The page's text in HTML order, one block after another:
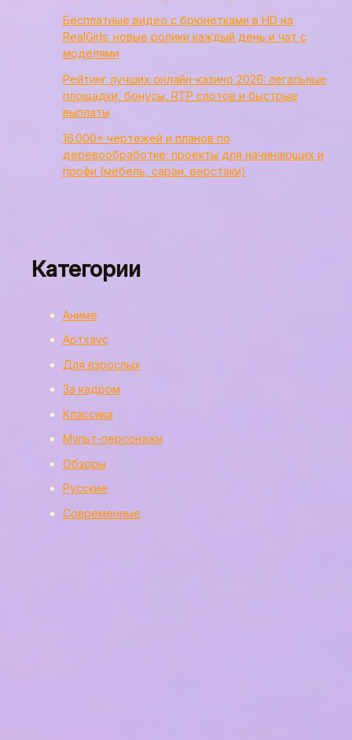
Бесплатные видео с брюнетками в HD на
RealGirls: новые ролики каждый день и чат с
моделями
Рейтинг лучших онлайн-казино 2026: легальные
площадки, бонусы, RTP слотов и быстрые
выплаты
16 000+ чертежей и планов по
деревообработке: проекты для начинающих и
профи (мебель, сараи, верстаки)
Категории
Аниме
Артхаус
Для взрослых
За кадром
Классика
Мульт-персонажи
Обзоры
Русские
Современные